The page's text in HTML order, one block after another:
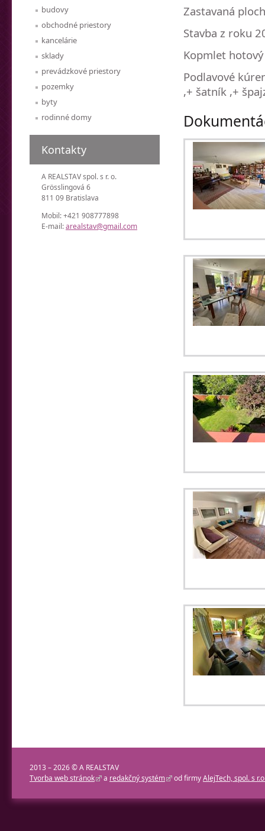
budovy
obchodné priestory
kancelárie
sklady
prevádzkové priestory
pozemky
byty
rodinné domy
Kontakty
A REALSTAV spol. s r. o.
Grösslingová 6
811 09 Bratislava
Mobil: +421 908777898
E-mail:arealstav@gmail.com
Zastavaná
Stavba z roku
Kopmlet hotový
Podlavové
,+ šatník ,+
2013 – 2026 © A REALSTAV
Tvorba web stránok
a redakčný systém od firmyAlejTech, spol. s